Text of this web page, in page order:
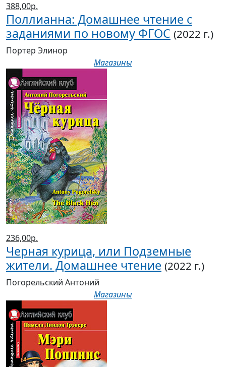
388,00р.
Поллианна: Домашнее чтение с
заданиями по новому ФГОС (2022 г.)
Портер Элинор
Магазины
236,00р.
Черная курица, или Подземные
жители. Домашнее чтение (2022 г.)
Погорельский Антоний
Магазины